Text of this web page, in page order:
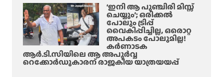
‘ഇനി ആ പുഞ്ചിരി മിസ്സ്
ചെയ്യും’; ഒരിക്കൽ
പോലും ട്രിപ്പ്
വൈകിപ്പിച്ചില്ല, ഒരൊറ്റ
അപകടം പോലുമില്ല!
കർണാടക
ആർ.ടി.സിയിലെ ആ അപൂർവ്വ
റെക്കോർഡുകാരന് രാജകീയ യാത്രയയപ്പ്